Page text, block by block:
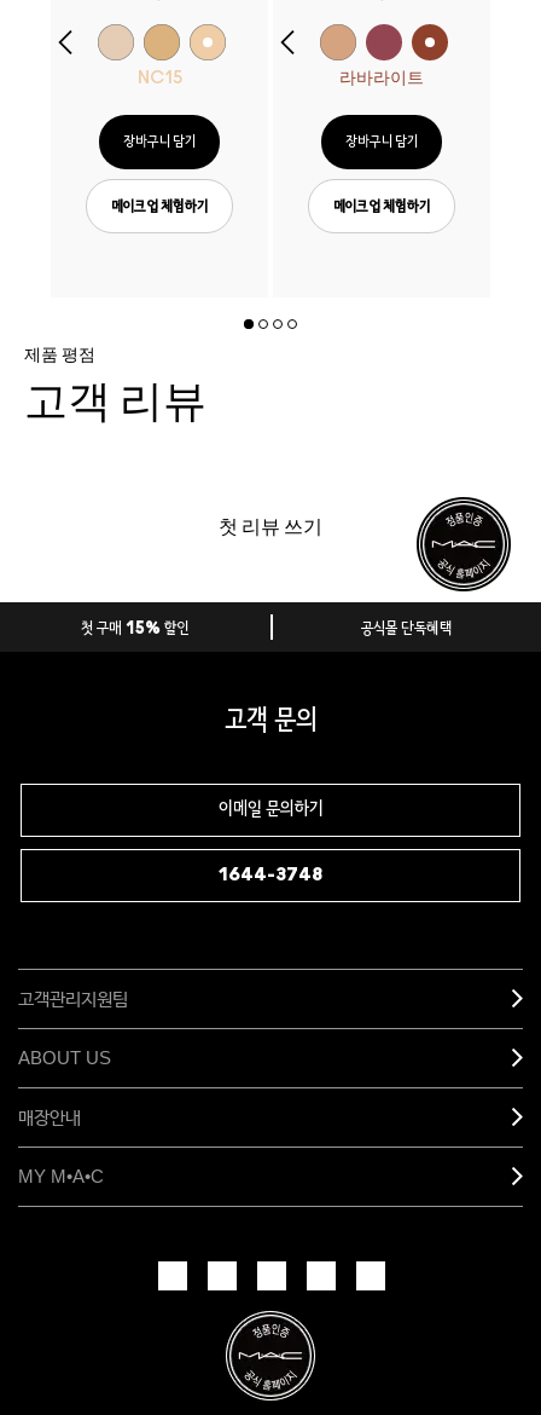
NC15
장바구니 담기
메이크업 체험하기
라바라이트
장바구니 담기
메이크업 체험하기
제품 평점
고객 리뷰
첫 리뷰 쓰기
첫 구매 15% 할인 공식몰 단독혜택
고객 문의
이메일 문의하기
1644-3748
고객관리지원팀
ABOUT US
매장안내
MY M•A•C